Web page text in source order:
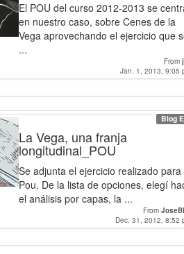
El POU del curso 2012-2013 se
en nuestro caso, sobre Cenes de la
Vega aprovechando el ejercicio que
...
From
Jan. 1, 2013, 9:05
Blog
La Vega, una franja
longitudinal_POU
Se adjunta el ejercicio realizado para
Pou. De la lista de opciones, elegí
el análisis por capas, la ...
From
Dec. 31, 2012, 8:52